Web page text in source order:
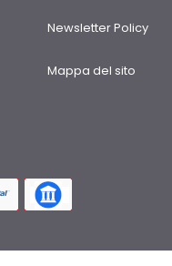
Newsletter Policy
Mappa del sito